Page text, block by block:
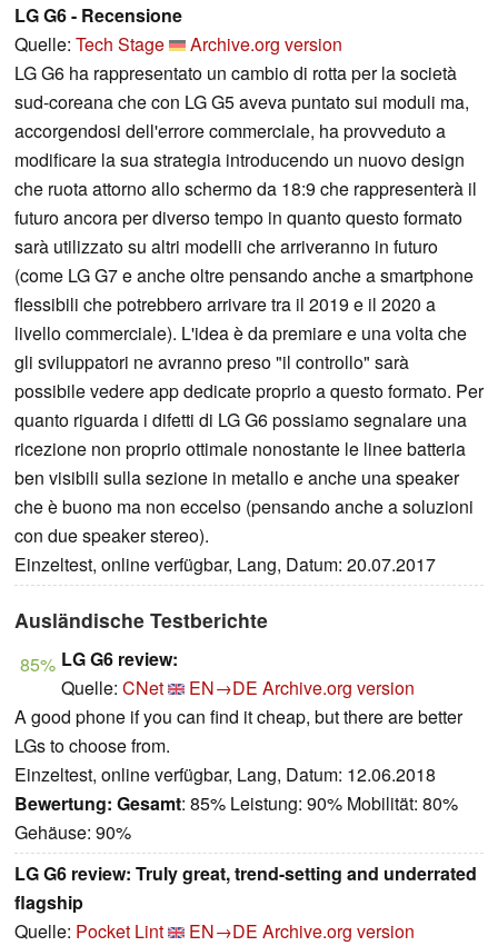
LG G6 - Recensione
Quelle: Tech Stage
Archive.org version
LG G6 ha rappresentato un cambio di rotta per la società
sud-coreana che con LG G5 aveva puntato sui moduli ma,
accorgendosi dell'errore commerciale, ha provveduto a
modificare la sua strategia introducendo un nuovo design
che ruota attorno allo schermo da 18:9 che rappresenterà il
futuro ancora per diverso tempo in quanto questo formato
sarà utilizzato su altri modelli che arriveranno in futuro
(come LG G7 e anche oltre pensando anche a smartphone
flessibili che potrebbero arrivare tra il 2019 e il 2020 a
livello commerciale). L'idea è da premiare e una volta che
gli sviluppatori ne avranno preso "il controllo" sarà
possibile vedere app dedicate proprio a questo formato. Per
quanto riguarda i difetti di LG G6 possiamo segnalare una
ricezione non proprio ottimale nonostante le linee batteria
ben visibili sulla sezione in metallo e anche una speaker
che è buono ma non eccelso (pensando anche a soluzioni
con due speaker stereo).
Einzeltest, online verfügbar, Lang, Datum: 20.07.2017
Ausländische Testberichte
85% LG G6 review:
Quelle: CNet EN→DE Archive.org version
A good phone if you can find it cheap, but there are better
LGs to choose from.
Einzeltest, online verfügbar, Lang, Datum: 12.06.2018
Bewertung: Gesamt: 85% Leistung: 90% Mobilität: 80%
Gehäuse: 90%
LG G6 review: Truly great, trend-setting and underrated
flagship
Quelle: Pocket Lint EN→DE Archive.org version